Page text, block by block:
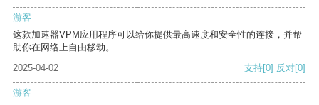
游客
这款加速器VPM应用程序可以给你提供最高速度和安全性的连接，并帮
助你在网络上自由移动。
2025-04-02
支持[0] 反对[0]
游客